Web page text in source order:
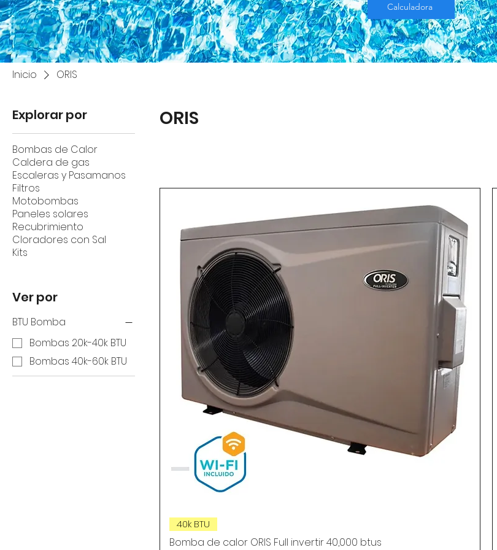
Calculadora
Inicio ORIS
Explorar por
Bombas de Calor
Caldera de gas
Escaleras y Pasamanos
Filtros
Motobombas
Paneles solares
Recubrimiento
Cloradores con Sal
Kits
Ver por
BTU Bomba
Bombas 20k-40k BTU
Bombas 40k-60k BTU
ORIS
40k BTU
Bomba de calor ORIS Full invertir 40,000 btus